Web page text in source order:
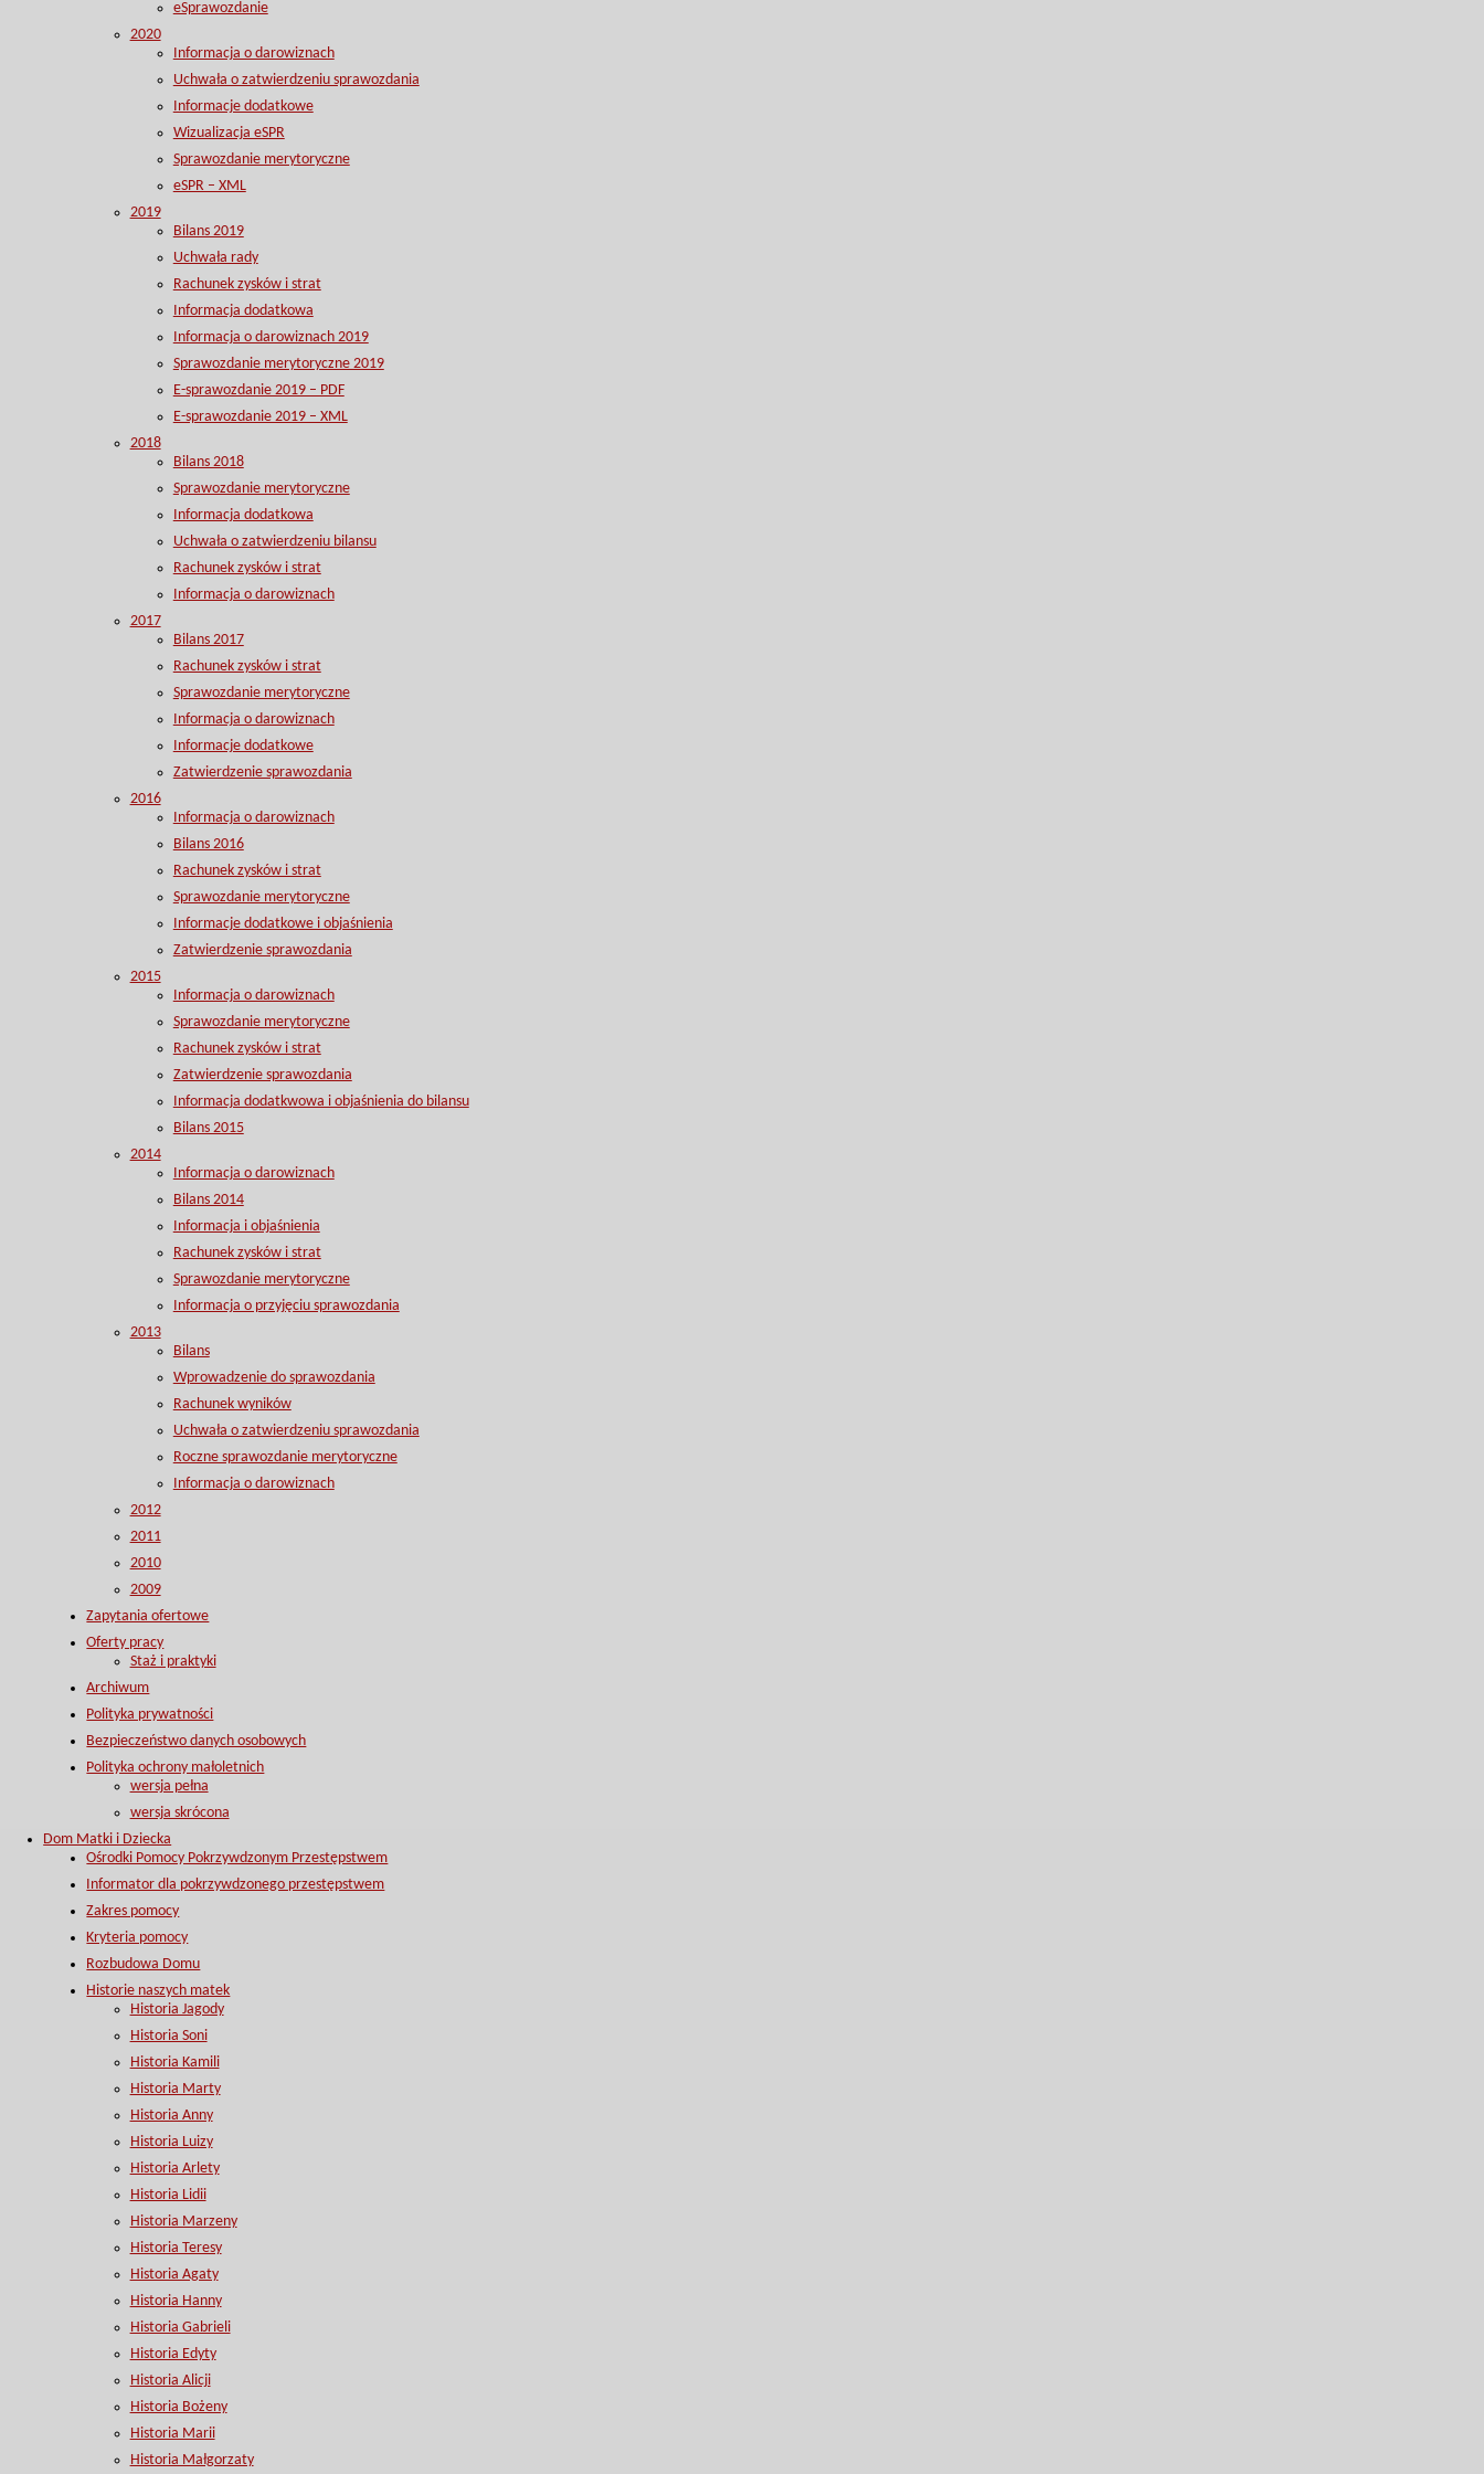
eSprawozdanie
2020
Informacja o darowiznach
Uchwała o zatwierdzeniu sprawozdania
Informacje dodatkowe
Wizualizacja eSPR
Sprawozdanie merytoryczne
eSPR – XML
2019
Bilans 2019
Uchwała rady
Rachunek zysków i strat
Informacja dodatkowa
Informacja o darowiznach 2019
Sprawozdanie merytoryczne 2019
E-sprawozdanie 2019 – PDF
E-sprawozdanie 2019 – XML
2018
Bilans 2018
Sprawozdanie merytoryczne
Informacja dodatkowa
Uchwała o zatwierdzeniu bilansu
Rachunek zysków i strat
Informacja o darowiznach
2017
Bilans 2017
Rachunek zysków i strat
Sprawozdanie merytoryczne
Informacja o darowiznach
Informacje dodatkowe
Zatwierdzenie sprawozdania
2016
Informacja o darowiznach
Bilans 2016
Rachunek zysków i strat
Sprawozdanie merytoryczne
Informacje dodatkowe i objaśnienia
Zatwierdzenie sprawozdania
2015
Informacja o darowiznach
Sprawozdanie merytoryczne
Rachunek zysków i strat
Zatwierdzenie sprawozdania
Informacja dodatkwowa i objaśnienia do bilansu
Bilans 2015
2014
Informacja o darowiznach
Bilans 2014
Informacja i objaśnienia
Rachunek zysków i strat
Sprawozdanie merytoryczne
Informacja o przyjęciu sprawozdania
2013
Bilans
Wprowadzenie do sprawozdania
Rachunek wyników
Uchwała o zatwierdzeniu sprawozdania
Roczne sprawozdanie merytoryczne
Informacja o darowiznach
2012
2011
2010
2009
Zapytania ofertowe
Oferty pracy
Staż i praktyki
Archiwum
Polityka prywatności
Bezpieczeństwo danych osobowych
Polityka ochrony małoletnich
wersja pełna
wersja skrócona
Dom Matki i Dziecka
Ośrodki Pomocy Pokrzywdzonym Przestępstwem
Informator dla pokrzywdzonego przestępstwem
Zakres pomocy
Kryteria pomocy
Rozbudowa Domu
Historie naszych matek
Historia Jagody
Historia Soni
Historia Kamili
Historia Marty
Historia Anny
Historia Luizy
Historia Arlety
Historia Lidii
Historia Marzeny
Historia Teresy
Historia Agaty
Historia Hanny
Historia Gabrieli
Historia Edyty
Historia Alicji
Historia Bożeny
Historia Marii
Historia Małgorzaty